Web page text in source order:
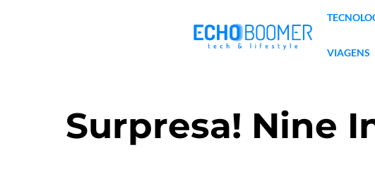
VIAGENS
Surpresa! Nine